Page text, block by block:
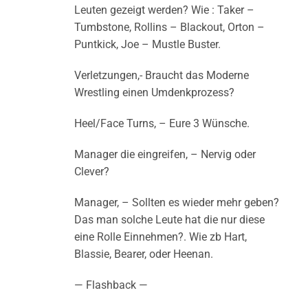
Leuten gezeigt werden? Wie : Taker –
Tumbstone, Rollins – Blackout, Orton –
Puntkick, Joe – Mustle Buster.
Verletzungen,- Braucht das Moderne
Wrestling einen Umdenkprozess?
Heel/Face Turns, – Eure 3 Wünsche.
Manager die eingreifen, – Nervig oder
Clever?
Manager, – Sollten es wieder mehr geben?
Das man solche Leute hat die nur diese
eine Rolle Einnehmen?. Wie zb Hart,
Blassie, Bearer, oder Heenan.
— Flashback —